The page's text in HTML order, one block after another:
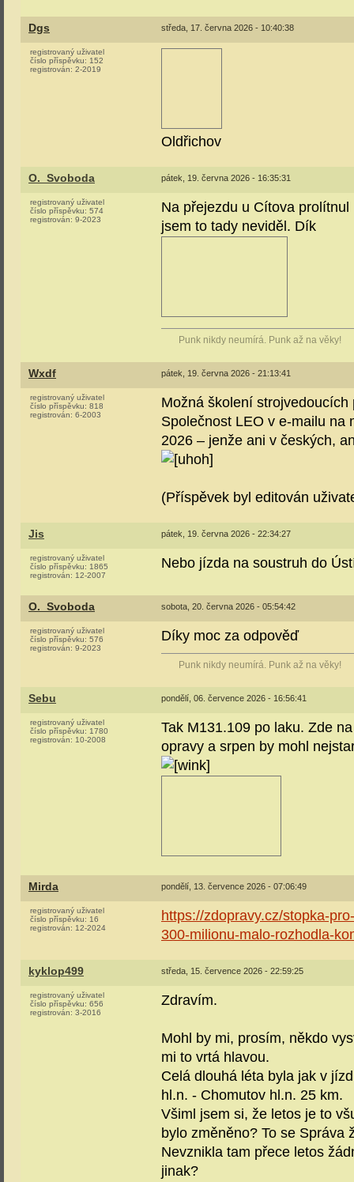
Dgs středa, 17. června 2026 - 10:40:38
registrovaný uživatel
číslo příspěvku: 152
registrován: 2-2019
Oldřichov
O._Svoboda pátek, 19. června 2026 - 16:35:31
registrovaný uživatel
číslo příspěvku: 574
registrován: 9-2023
Na přejezdu u Cítova
jsem to tady neviděl. Dík
Punk nikdy neumírá. Punk až na věky!
Wxdf pátek, 19. června 2026 - 21:13:41
registrovaný uživatel
číslo příspěvku: 818
registrován: 6-2003
Možná školení
Společnost LEO v e-mailu na
2026 – jenže ani v českých,
(Příspěvek byl editován
Jis pátek, 19. června 2026 - 22:34:27
registrovaný uživatel
číslo příspěvku: 1865
registrován: 12-2007
Nebo jízda na soustruh do
O._Svoboda sobota, 20. června 2026 - 05:54:42
registrovaný uživatel
číslo příspěvku: 576
registrován: 9-2023
Díky moc za odpověď
Punk nikdy neumírá. Punk až na věky!
Sebu pondělí, 06. července 2026 - 16:56:41
registrovaný uživatel
číslo příspěvku: 1780
registrován: 10-2008
Tak M131.109 po laku. Zde
opravy a srpen by mohl
Mirda pondělí, 13. července 2026 - 07:06:49
registrovaný uživatel
číslo příspěvku: 16
registrován: 12-2024
https://zdopravy.cz/stopka-
300-milionu-malo-rozhodla-
kyklop499 středa, 15. července 2026 - 22:59:25
registrovaný uživatel
číslo příspěvku: 656
registrován: 3-2016
Zdravím.
Mohl by mi, prosím, někdo
mi to vrtá hlavou.
Celá dlouhá léta byla jak v
hl.n. - Chomutov hl.n. 25 km.
Všiml jsem si, že letos je to
bylo změněno? To se Správa
Nevznikla tam přece letos
jinak?